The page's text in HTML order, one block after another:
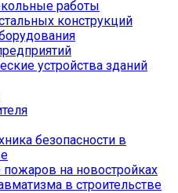
работы
конструкций
устройства зданий
безопасности в
на новостройках
в строительстве